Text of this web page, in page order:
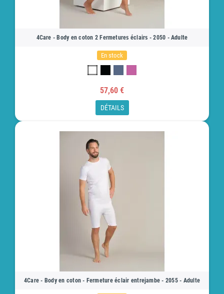
4Care - Body en coton 2 Fermetures éclairs - 2050 - Adulte
En stock
57,60 €
DÉTAILS
4Care - Body en coton - Fermeture éclair entrejambe - 2055 - Adulte